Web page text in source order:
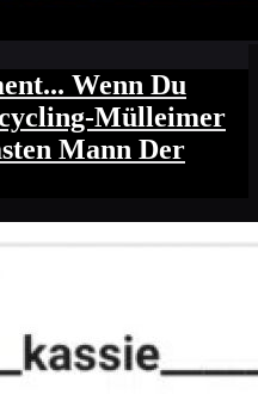
Wenn Du
Mülleimer
Mann Der